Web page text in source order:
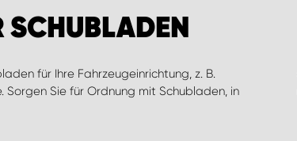
SCHUBLADEN
für Ihre Fahrzeugeinrichtung, z. B.
Sie für Ordnung mit Schubladen, in
Größen einstellen lassen, je